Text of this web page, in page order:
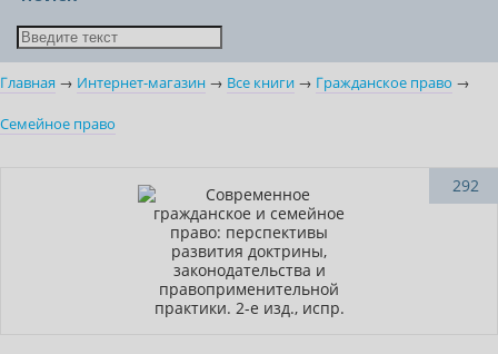
Главная → Интернет-магазин → Все книги → Гражданское право →
Семейное право
292